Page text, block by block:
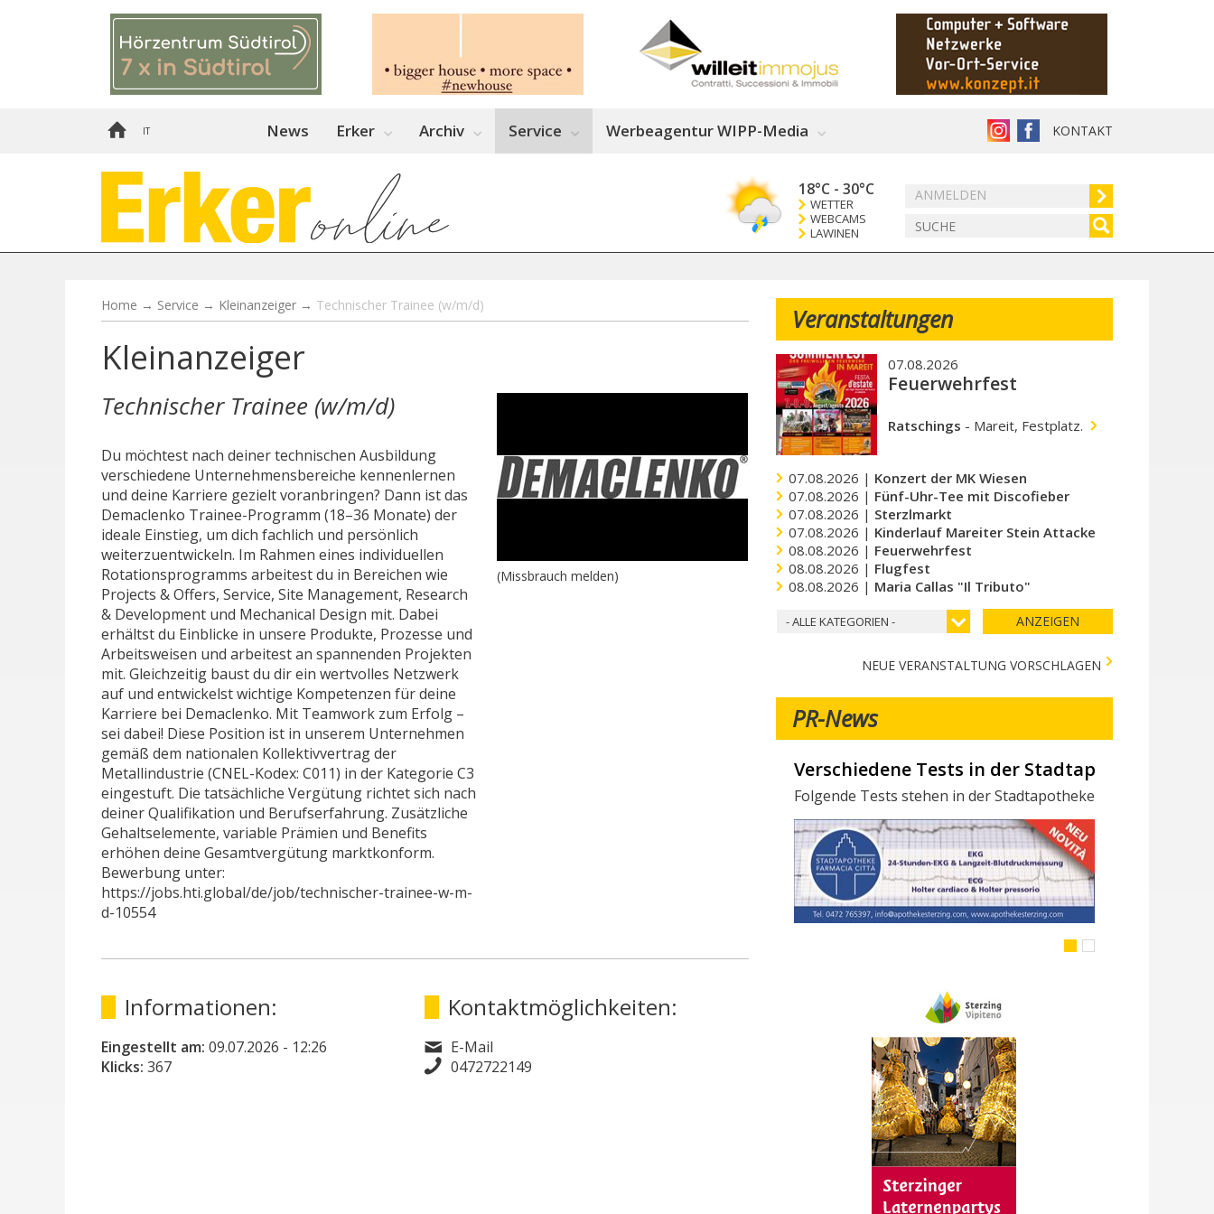
IT KONTAKT
News Erker Archiv Service Werbeagentur WIPP-Media
ANMELDEN
18°C - 30°C
WETTER
WEBCAMS
LAWINEN
Home → Service → Kleinanzeiger → Technischer Trainee (w/m/d)
Kleinanzeiger
Technischer Trainee (w/m/d)
Du möchtest nach deiner technischen Ausbildung
verschiedene Unternehmensbereiche kennenlernen
und deine Karriere gezielt voranbringen? Dann ist das
Demaclenko Trainee-Programm (18–36 Monate) der
ideale Einstieg, um dich fachlich und persönlich
weiterzuentwickeln. Im Rahmen eines individuellen
Rotationsprogramms arbeitest du in Bereichen wie
Projects & Offers, Service, Site Management, Research
& Development und Mechanical Design mit. Dabei
erhältst du Einblicke in unsere Produkte, Prozesse und
Arbeitsweisen und arbeitest an spannenden Projekten
mit. Gleichzeitig baust du dir ein wertvolles Netzwerk
auf und entwickelst wichtige Kompetenzen für deine
Karriere bei Demaclenko. Mit Teamwork zum Erfolg –
sei dabei! Diese Position ist in unserem Unternehmen
gemäß dem nationalen Kollektivvertrag der
Metallindustrie (CNEL-Kodex: C011) in der Kategorie C3
eingestuft. Die tatsächliche Vergütung richtet sich nach
deiner Qualifikation und Berufserfahrung. Zusätzliche
Gehaltselemente, variable Prämien und Benefits
erhöhen deine Gesamtvergütung marktkonform.
Bewerbung unter:
https://jobs.hti.global/de/job/technischer-trainee-w-m-
d-10554
(Missbrauch melden)
Informationen:
Eingestellt am: 09.07.2026 - 12:26
Klicks: 367
Kontaktmöglichkeiten:
E-Mail
0472722149
Veranstaltungen
07.08.2026
Feuerwehrfest
Ratschings - Mareit, Festplatz.
07.08.2026 | Konzert der MK Wiesen
07.08.2026 | Fünf-Uhr-Tee mit Discofieber
07.08.2026 | Sterzlmarkt
07.08.2026 | Kinderlauf Mareiter Stein Attacke
08.08.2026 | Feuerwehrfest
08.08.2026 | Flugfest
08.08.2026 | Maria Callas "Il Tributo"
- ALLE KATEGORIEN - ANZEIGEN
NEUE VERANSTALTUNG VORSCHLAGEN
PR-News
Verschiedene Tests in der Stadtapotheke -
Folgende Tests stehen in der Stadtapotheke zur Verfügung:
Wir suchen Mitarbeiter/innen
Möchtest du Teil des Milchhof-Teams sein und von